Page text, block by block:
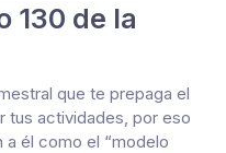
130 de la
que te prepaga el
tus actividades, por eso
él como el “modelo